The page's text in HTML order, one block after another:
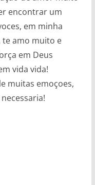
encontrar um
em minha
te amo muito e
em Deus
vida vida!
muitas emoçoes,